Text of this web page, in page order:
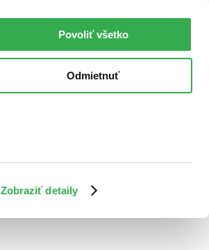
Zobraziť detaily
Povoliť všetko
Odmietnuť